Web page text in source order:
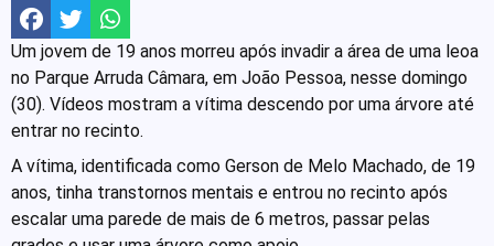
Um jovem de 19 anos morreu após invadir a área de uma leoa
no Parque Arruda Câmara, em João Pessoa, nesse domingo
(30). Vídeos mostram a vítima descendo por uma árvore até
entrar no recinto.
A vítima, identificada como Gerson de Melo Machado, de 19
anos, tinha transtornos mentais e entrou no recinto após
escalar uma parede de mais de 6 metros, passar pelas